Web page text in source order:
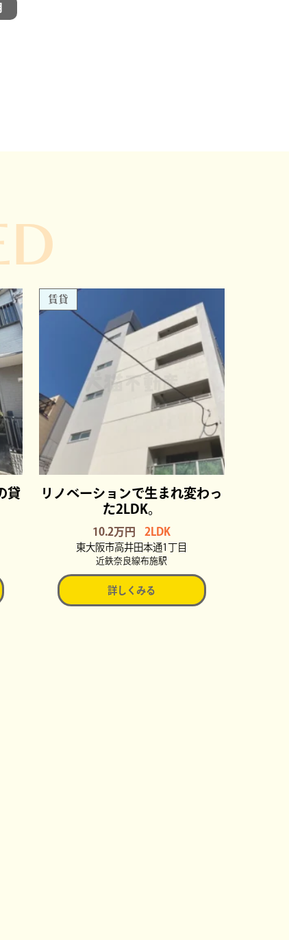
貸
賃貸
リノベーションで生まれ変わっ
た2LDK。
10.2万円 2LDK
東大阪市高井田本通1丁目
近鉄奈良線布施駅
詳しくみる